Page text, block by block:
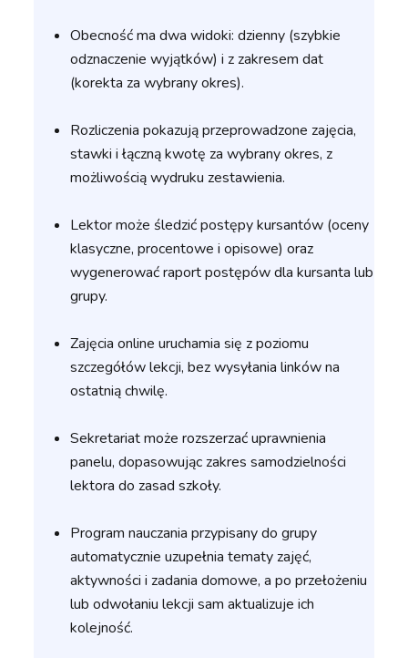
Obecność ma dwa widoki: dzienny (szybkie
odznaczenie wyjątków) i z zakresem dat
(korekta za wybrany okres).
Rozliczenia pokazują przeprowadzone zajęcia,
stawki i łączną kwotę za wybrany okres, z
możliwością wydruku zestawienia.
Lektor może śledzić postępy kursantów (oceny
klasyczne, procentowe i opisowe) oraz
wygenerować raport postępów dla kursanta lub
grupy.
Zajęcia online uruchamia się z poziomu
szczegółów lekcji, bez wysyłania linków na
ostatnią chwilę.
Sekretariat może rozszerzać uprawnienia
panelu, dopasowując zakres samodzielności
lektora do zasad szkoły.
Program nauczania przypisany do grupy
automatycznie uzupełnia tematy zajęć,
aktywności i zadania domowe, a po przełożeniu
lub odwołaniu lekcji sam aktualizuje ich
kolejność.